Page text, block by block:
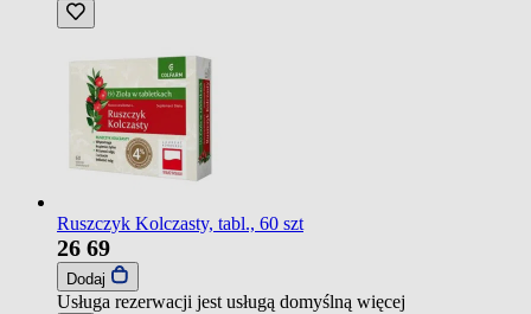
Ruszczyk Kolczasty, tabl., 60 szt
26 69
Dodaj
Usługa rezerwacji jest usługą domyślną więcej